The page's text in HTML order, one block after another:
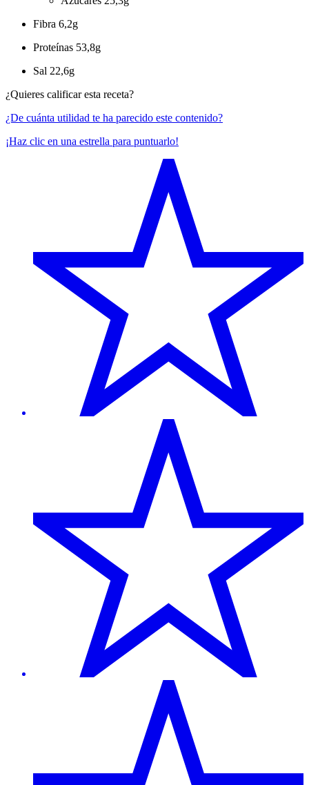
Fibra 6,2g
Proteínas 53,8g
Sal 22,6g
¿Quieres calificar esta receta?
¿De cuánta utilidad te ha parecido este contenido?
¡Haz clic en una estrella para puntuarlo!